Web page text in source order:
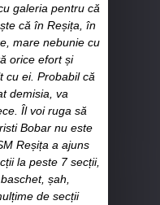
galeria pentru că
că în Reșița, în
mare nebunie cu
orice efort și
cu ei. Probabil că
demisia, va
Îl voi ruga să
Bobar nu este
Reșița a ajuns
la peste 7 secții,
șah,
de secții